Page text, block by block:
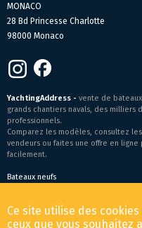
MONACO
28 Bd Princesse Charlotte
98000 Monaco
YachtingAddress - vente de
grands chantiers navals, des milliers
professionnels.
Comparez les modèles, consultez
vendeurs ou faites une offre en
facilement.
Bateaux neufs
© 2026 YachtingAddress.com
Ce site utilise des
ceux que vous souhaitez